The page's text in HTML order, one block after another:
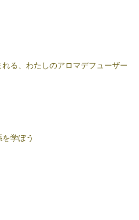
る、わたしのアロマデフューザー
学ぼう